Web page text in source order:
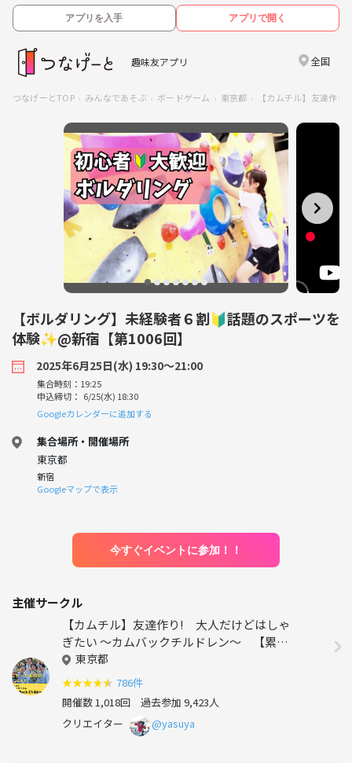
アプリを入手 アプリで開く
趣味友アプリ 全国
つなげーとTOP みんなであそぶ ボードゲーム 東京都 【カムチル】友達作
【ボルダリング】未経験者６割🔰話題のスポーツを
体験✨@新宿【第1006回】
2025年6月25日(水) 19:30〜21:00
集合時刻：19:25
申込締切： 6/25(水) 18:30
Googleカレンダーに追加する
集合場所・開催場所
東京都
新宿
Googleマップで表示
今すぐイベントに参加！！
主催サークル
【カムチル】友達作り! 大人だけどはしゃ
ぎたい ～カムバックチルドレン～ 【累計
参加者16000人以上！】
東京都
★★★★★ 786件
開催数 1,018回 過去参加 9,423人
クリエイター
@yasuya